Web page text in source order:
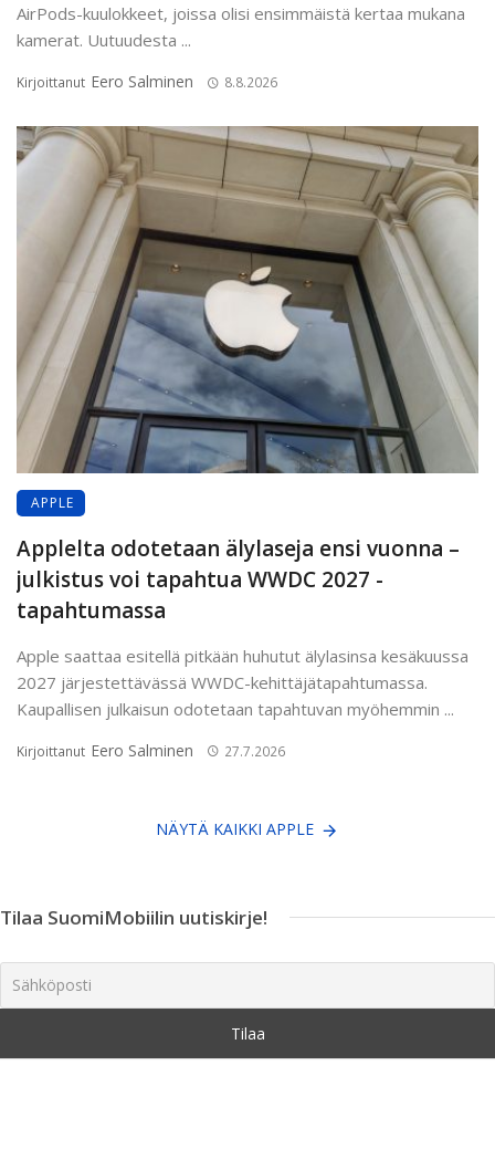
AirPods-kuulokkeet, joissa olisi ensimmäistä kertaa mukana
kamerat. Uutuudesta ...
Kirjoittanut Eero Salminen 8.8.2026
APPLE
Applelta odotetaan älylaseja ensi vuonna –
julkistus voi tapahtua WWDC 2027 -
tapahtumassa
Apple saattaa esitellä pitkään huhutut älylasinsa kesäkuussa
2027 järjestettävässä WWDC-kehittäjätapahtumassa.
Kaupallisen julkaisun odotetaan tapahtuvan myöhemmin ...
Kirjoittanut Eero Salminen 27.7.2026
NÄYTÄ KAIKKI APPLE
Tilaa SuomiMobiilin uutiskirje!